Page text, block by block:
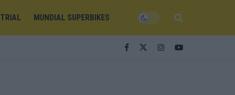
TRIAL MUNDIAL SUPERBIKES